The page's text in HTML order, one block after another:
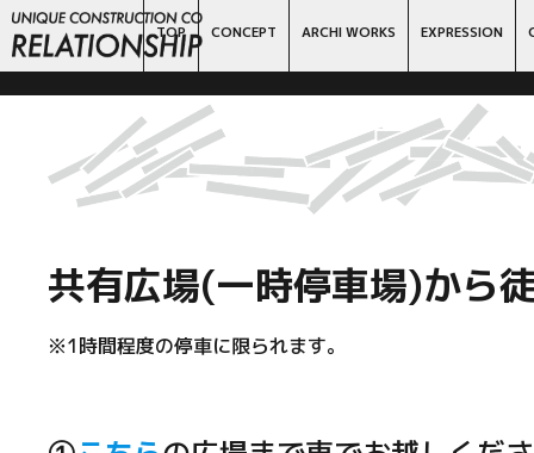
TOP CONCEPT ARCHI WORKS EXPRESSION
共有広場(一時停車場)から
※1時間程度の停車に限られます。